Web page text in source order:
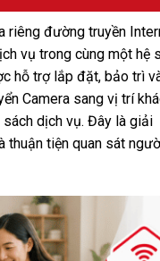
riêng đường truyền
vụ trong cùng một hệ
hỗ trợ lắp đặt, bảo trì
Camera sang vị trí
dịch vụ. Đây là giải
thuận tiện quan sát